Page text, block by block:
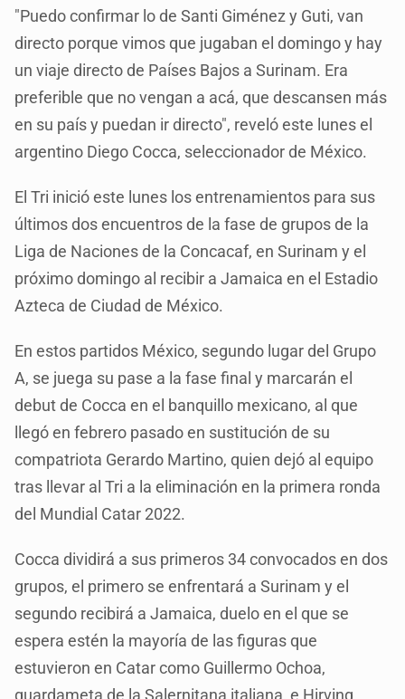
"Puedo confirmar lo de Santi Giménez y Guti, van
directo porque vimos que jugaban el domingo y hay
un viaje directo de Países Bajos a Surinam. Era
preferible que no vengan a acá, que descansen más
en su país y puedan ir directo", reveló este lunes el
argentino Diego Cocca, seleccionador de México.
El Tri inició este lunes los entrenamientos para sus
últimos dos encuentros de la fase de grupos de la
Liga de Naciones de la Concacaf, en Surinam y el
próximo domingo al recibir a Jamaica en el Estadio
Azteca de Ciudad de México.
En estos partidos México, segundo lugar del Grupo
A, se juega su pase a la fase final y marcarán el
debut de Cocca en el banquillo mexicano, al que
llegó en febrero pasado en sustitución de su
compatriota Gerardo Martino, quien dejó al equipo
tras llevar al Tri a la eliminación en la primera ronda
del Mundial Catar 2022.
Cocca dividirá a sus primeros 34 convocados en dos
grupos, el primero se enfrentará a Surinam y el
segundo recibirá a Jamaica, duelo en el que se
espera estén la mayoría de las figuras que
estuvieron en Catar como Guillermo Ochoa,